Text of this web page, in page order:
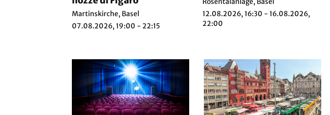
Martinskirche, Basel
07.08.2026, 19:00 - 22:15
12.08.2026, 16:30 - 16.08.2026,
22:00